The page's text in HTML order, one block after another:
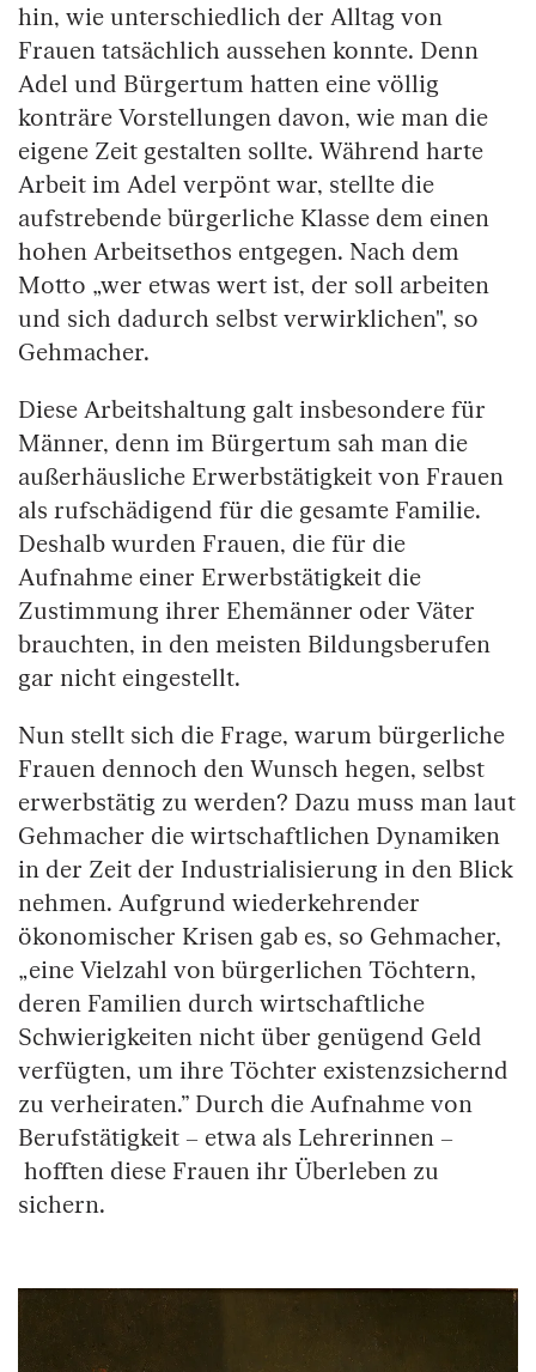
hin, wie unterschiedlich der Alltag von
Frauen tatsächlich aussehen konnte. Denn
Adel und Bürgertum hatten eine völlig
konträre Vorstellungen davon, wie man die
eigene Zeit gestalten sollte. Während harte
Arbeit im Adel verpönt war, stellte die
aufstrebende bürgerliche Klasse dem einen
hohen Arbeitsethos entgegen. Nach dem
Motto „wer etwas wert ist, der soll arbeiten
und sich dadurch selbst verwirklichen", so
Gehmacher.
Diese Arbeitshaltung galt insbesondere für
Männer, denn im Bürgertum sah man die
außerhäusliche Erwerbstätigkeit von Frauen
als rufschädigend für die gesamte Familie.
Deshalb wurden Frauen, die für die
Aufnahme einer Erwerbstätigkeit die
Zustimmung ihrer Ehemänner oder Väter
brauchten, in den meisten Bildungsberufen
gar nicht eingestellt.
Nun stellt sich die Frage, warum bürgerliche
Frauen dennoch den Wunsch hegen, selbst
erwerbstätig zu werden? Dazu muss man laut
Gehmacher die wirtschaftlichen Dynamiken
in der Zeit der Industrialisierung in den Blick
nehmen. Aufgrund wiederkehrender
ökonomischer Krisen gab es, so Gehmacher,
„eine Vielzahl von bürgerlichen Töchtern,
deren Familien durch wirtschaftliche
Schwierigkeiten nicht über genügend Geld
verfügten, um ihre Töchter existenzsichernd
zu verheiraten.” Durch die Aufnahme von
Berufstätigkeit – etwa als Lehrerinnen –
hofften diese Frauen ihr Überleben zu
sichern.